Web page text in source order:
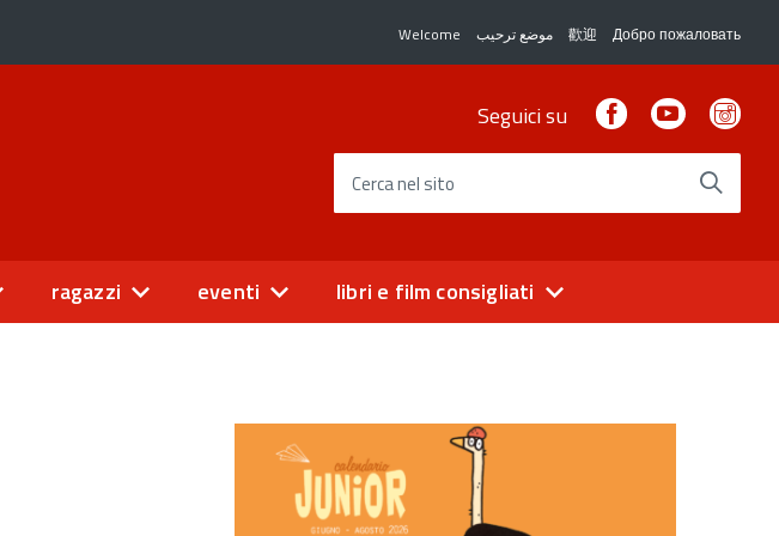
Welcome موضع ترحيب 歡迎 Добро пожаловать
Seguici su FacebookYoutube
Cerca nel sito
ragazzi eventi
libri e film consigliati